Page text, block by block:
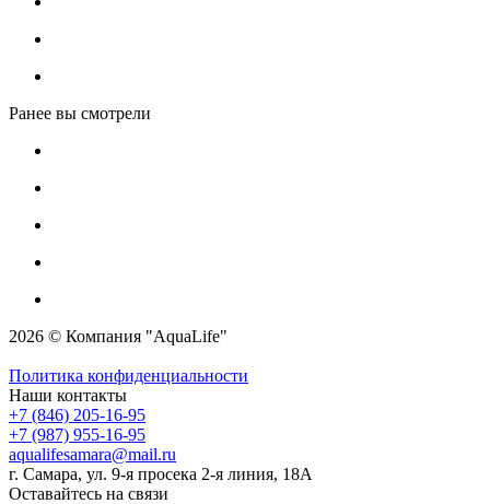
Ранее вы смотрели
2026 © Компания "AquaLife"
Политика конфиденциальности
Наши контакты
+7 (846) 205-16-95
+7 (987) 955-16-95
aqualifesamara@mail.ru
г. Самара, ул. 9-я просека 2-я линия, 18А
Оставайтесь на связи